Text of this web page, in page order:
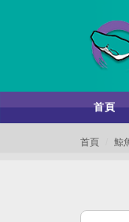
首頁
首頁 鯨